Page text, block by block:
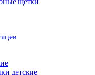
щетки
детские